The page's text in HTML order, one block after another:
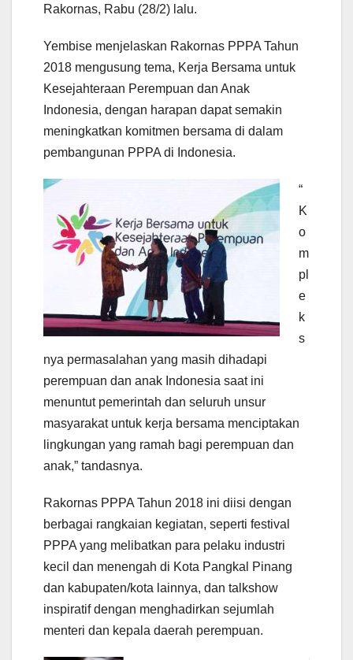
Rakornas, Rabu (28/2) lalu.
Yembise menjelaskan Rakornas PPPA Tahun
2018 mengusung tema, Kerja Bersama untuk
Kesejahteraan Perempuan dan Anak
Indonesia, dengan harapan dapat semakin
meningkatkan komitmen bersama di dalam
pembangunan PPPA di Indonesia.
“
K
o
m
pl
e
k
s
nya permasalahan yang masih dihadapi
perempuan dan anak Indonesia saat ini
menuntut pemerintah dan seluruh unsur
masyarakat untuk kerja bersama menciptakan
lingkungan yang ramah bagi perempuan dan
anak,” tandasnya.
Rakornas PPPA Tahun 2018 ini diisi dengan
berbagai rangkaian kegiatan, seperti festival
PPPA yang melibatkan para pelaku industri
kecil dan menengah di Kota Pangkal Pinang
dan kabupaten/kota lainnya, dan talkshow
inspiratif dengan menghadirkan sejumlah
menteri dan kepala daerah perempuan.